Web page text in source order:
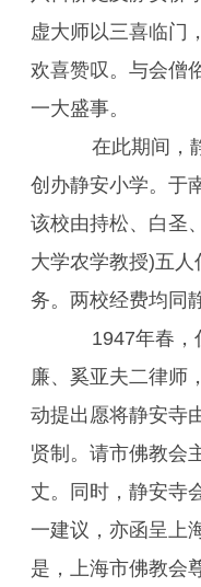
虚大师以三喜临门
欢喜赞叹。与会僧
一大盛事。
在此期间，静
创办静安小学。于
该校由持松、白圣
大学农学教授)五
务。两校经费均同
1947年春，
廉、奚亚夫二律师
动提出愿将静安寺
贤制。请市佛教会
丈。同时，静安寺
一建议，亦函呈上
是，上海市佛教会